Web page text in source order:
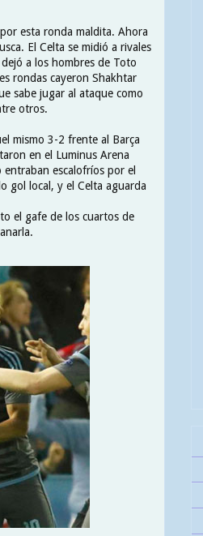
esta ronda maldita. Ahora
El Celta se midió a rivales
a los hombres de Toto
rondas cayeron Shakhtar
sabe jugar al ataque como
otros.
mismo 3-2 frente al Barça
en el Luminus Arena
escalofríos por el
gol local, y el Celta aguarda
el gafe de los cuartos de